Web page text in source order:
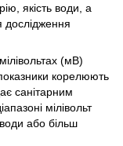
якість води, а
дослідження
(мВ)
корелюють
санітарним
мілівольт
або більш